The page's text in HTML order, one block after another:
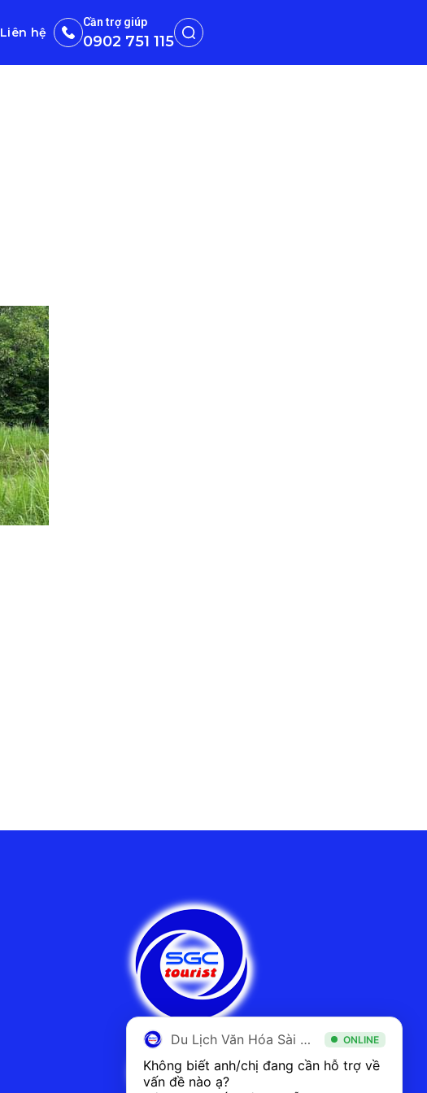
Liên hệ
Cần trợ giúp
0902 751 115
Du Lịch Văn Hóa Sài Gòn ONLINE
Không biết anh/chị đang cần hỗ trợ về
vấn đề nào ạ?